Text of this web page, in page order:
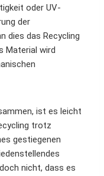
oder UV-
der
dies das Recycling
Material wird
ist es leicht
trotz
gestiegenen
nicht, dass es